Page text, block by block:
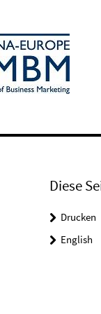
Diese
Drucken
English